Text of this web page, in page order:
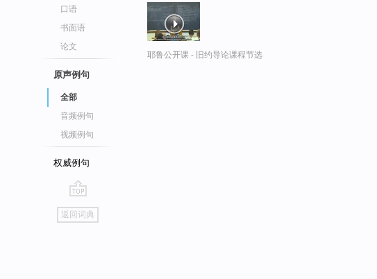
口语
书面语
论文
原声例句
全部
音频例句
视频例句
权威例句
go
top
返回词典
耶鲁公开课 - 旧约导论课程节选